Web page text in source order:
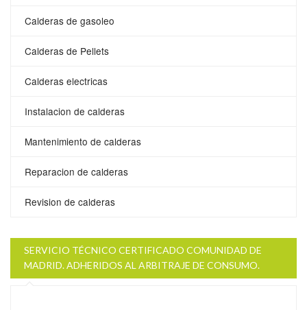
Calderas de gasoleo
Calderas de Pellets
Calderas electricas
Instalacion de calderas
Mantenimiento de calderas
Reparacion de calderas
Revision de calderas
SERVICIO TÉCNICO CERTIFICADO COMUNIDAD DE
MADRID. ADHERIDOS AL ARBITRAJE DE CONSUMO.